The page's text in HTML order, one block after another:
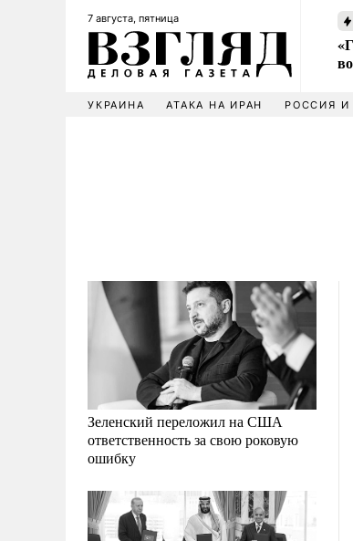
7 августа, пятница
УКРАИНА АТАКА НА ИРАН РОССИЯ И
Зеленский переложил на США
ответственность за свою роковую
ошибку